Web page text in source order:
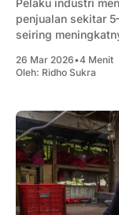
Pelaku industri
penjualan sekitar
seiring
26 Mar 2026•4 Menit
Oleh: Ridho Sukra